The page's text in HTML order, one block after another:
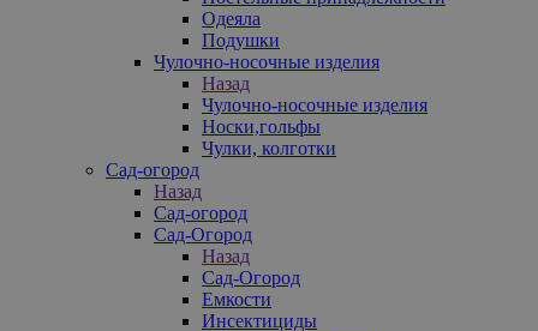
Одеяла
Подушки
Чулочно-носочные изделия
Назад
Чулочно-носочные изделия
Носки,гольфы
Чулки, колготки
Сад-огород
Назад
Сад-огород
Сад-Огород
Назад
Сад-Огород
Емкости
Инсектициды